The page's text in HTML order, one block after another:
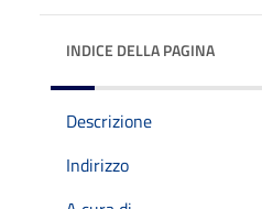
INDICE DELLA PAGINA
Descrizione
Indirizzo